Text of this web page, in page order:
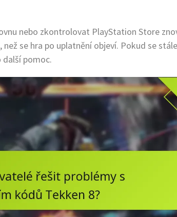
nebo zkontrolovat PlayStation Store
se hra po uplatnění objeví. Pokud se
pomoc.